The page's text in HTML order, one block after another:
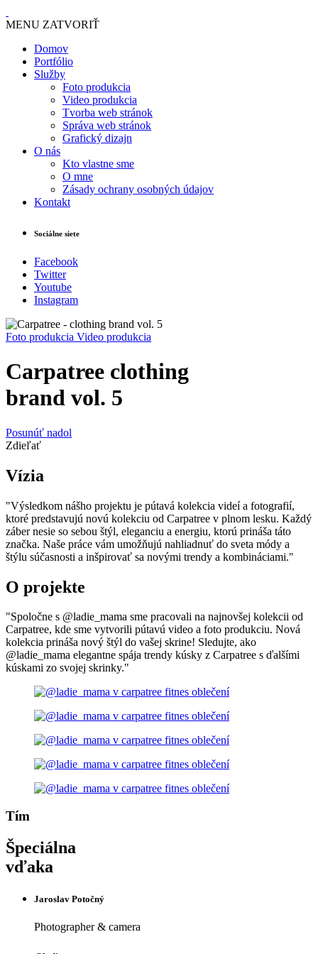
MENU ZATVORIŤ
Domov
Portfólio
Služby
Foto produkcia
Video produkcia
Tvorba web stránok
Správa web stránok
Grafický dizajn
O nás
Kto vlastne sme
O mne
Zásady ochrany osobných údajov
Kontakt
Sociálne siete
Facebook
Twitter
Youtube
Instagram
Foto produkcia Video produkcia
Carpatree clothing
brand vol. 5
Posunúť nadol
Zdieľať
Vízia
"Výsledkom nášho projektu je pútavá kolekcia videí a fotografií,
ktoré predstavujú novú kolekciu od Carpatree v plnom lesku. Každý
záber nesie so sebou štýl, eleganciu a energiu, ktorú prináša táto
značka. Naše práce vám umožňujú nahliadnuť do sveta módy a
štýlu súčasnosti a inšpirovať sa novými trendy a kombináciami."
O projekte
"Spoločne s @ladie_mama sme pracovali na najnovšej kolekcii od
Carpatree, kde sme vytvorili pútavú video a foto produkciu. Nová
kolekcia prináša nový štýl do vašej skrine! Sledujte, ako
@ladie_mama elegantne spája trendy kúsky z Carpatree s ďalšími
kúskami zo svojej skrinky."
Tím
Špeciálna
vďaka
Jaroslav Potočný
Photographer & camera